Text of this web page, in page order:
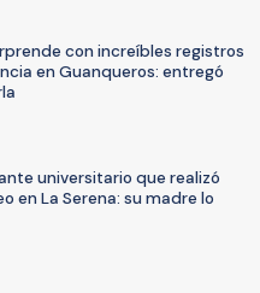
con increíbles registros
en Guanqueros: entregó
universitario que realizó
en La Serena: su madre lo